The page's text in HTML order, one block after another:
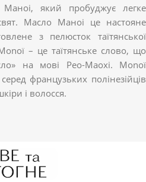
який пробуджує легке
Масло Маноі це настояне
з пелюсток таїтянської
– це таїтянське слово, що
на мові Рео-Маохі. Monoï
французьких полінезійців
і волосся.